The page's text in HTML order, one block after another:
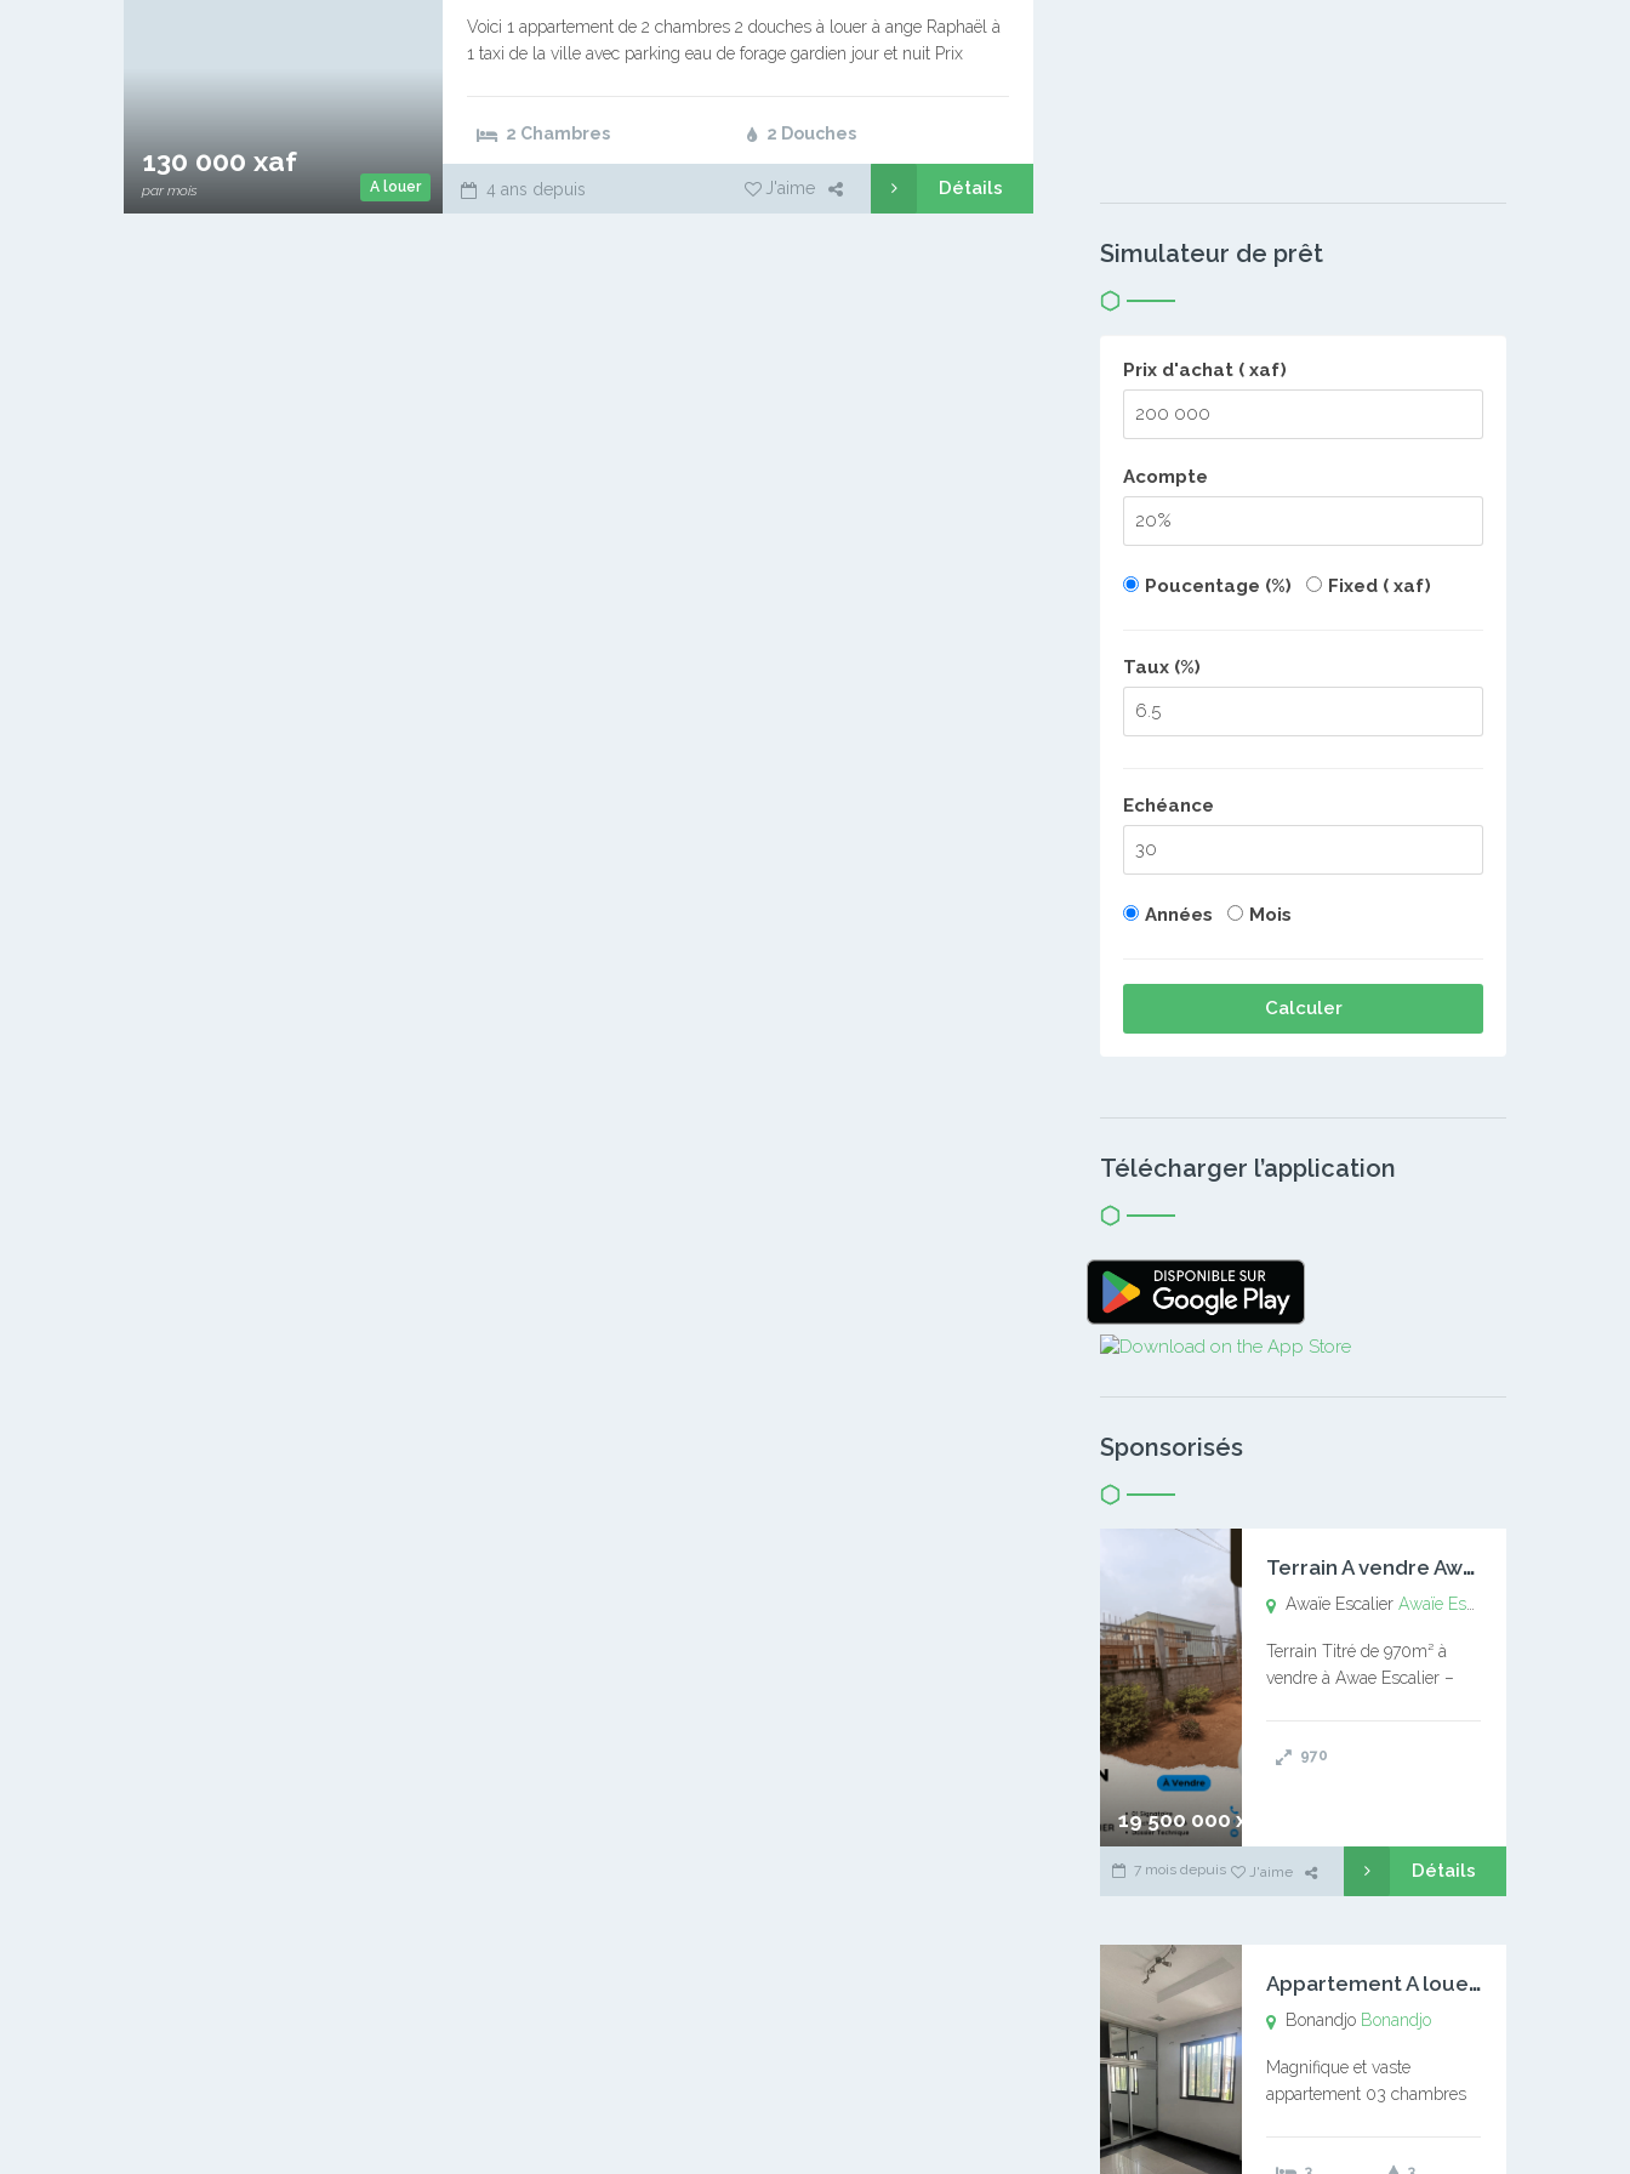
A louer
130 000 xaf
par mois
Voici 1 appartement de 2 chambres 2 douches à louer à ange Raphaël à
1 taxi de la ville avec parking eau de forage gardien jour et nuit Prix
2 Chambres 2 Douches
4 ans depuis J'aime Détails
Simulateur de prêt
Prix d'achat ( xaf)
Acompte
Poucentage (%) Fixed ( xaf)
Taux (%)
Echéance
Années Mois
Calculer
Télécharger l’application
Sponsorisés
19 500 000 xaf
T
errain A vendre Awaïe Escalier
Awaïe EscalierAwaïe Escalier
Terrain Titré de 970m² à
vendre à Awae Escalier –
l’Université Catholique –
970
7 mois depuis J'aime Détails
A
ppartement A louer Bonandjo
Bonandjo Bonandjo
Magnifique et vaste
appartement 03 chambres